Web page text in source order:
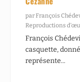
par François
Reproductions
François
casquette,
représente...